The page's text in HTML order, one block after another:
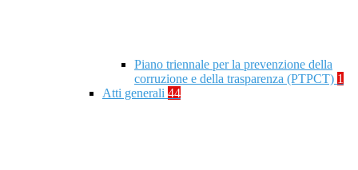
Piano triennale per la prevenzione della
corruzione e della trasparenza (PTPCT) 1
Atti generali 44